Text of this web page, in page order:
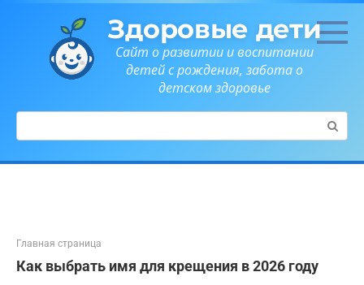
Здоровые дети
Сайт о развитии и воспитании
детей с рождения, забота о
детском здоровье
Поиск:
Главная страница
Как выбрать имя для крещения в 2026 году